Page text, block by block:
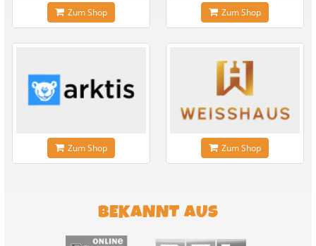
Zum Shop Zum Shop
Zum Shop Zum Shop
BEKANNT AUS